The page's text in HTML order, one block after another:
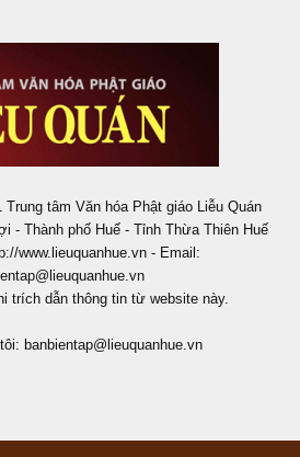
tâm Văn hóa Phật giáo Liễu Quán
- Thành phố Huế - Tỉnh Thừa Thiên Huế
www.lieuquanhue.vn - Email:
trích dẫn thông tin từ website này.
banbientap@lieuquanhue.vn